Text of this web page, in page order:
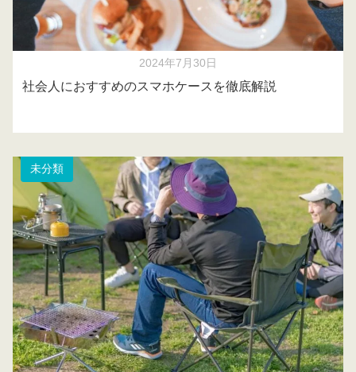
2024年7月30日
社会人におすすめのスマホケースを徹底解説
未分類